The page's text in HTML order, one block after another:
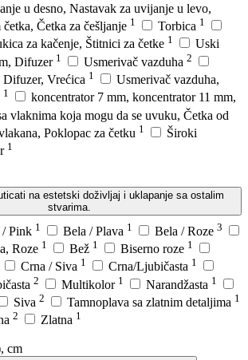
u desno, Nastavak za uvijanje u levo,
Četka za češljanje 1 Torbica 1
za kačenje, Štitnici za četke 1
Uski
Difuzer 1 Usmerivač vazduha 2
Vrećica 1
Usmerivač vazduha,
1
koncentrator 7 mm, koncentrator 11 mm,
vlaknima koja mogu da se uvuku, Četka od
Poklopac za četku 1
Široki
1
na estetski doživljaj i uklapanje sa ostalim
stvarima.
/ Pink 1 Bela / Plava 1 Bela / Roze 3
Roze 1 Bež 1 Biserno roze 1
Crna / Siva 1 Crna/Ljubičastа 1
2 Multikolor 1 Narandžasta 1
Siva 2 Tamnoplava sa zlatnim detaljima 1
2 Zlatna 1
cm